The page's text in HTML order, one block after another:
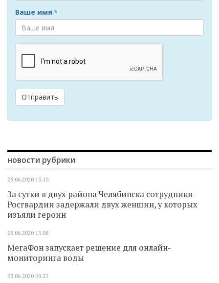
Ваше имя *
Отправить
новости рубрики
25.06.2020 13.10
За сутки в двух района Челябинска сотрудники
Росгвардии задержали двух женщин, у которых
изъяли героин
25.06.2020 13.08
МегаФон запускает решение для онлайн-
мониторинга воды
25.06.2020 09.22